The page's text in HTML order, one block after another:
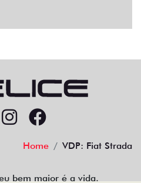
Home VDP: Fiat Strada
bem maior é a vida.